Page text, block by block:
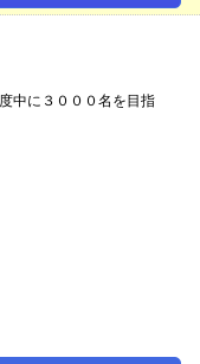
中に３０００名を目指